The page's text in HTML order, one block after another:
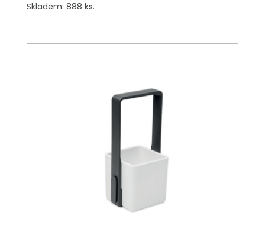
Skladem: 888 ks.